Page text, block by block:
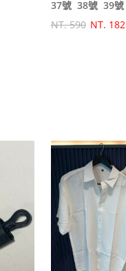
37號 38號 39號
NT. 590 NT. 182